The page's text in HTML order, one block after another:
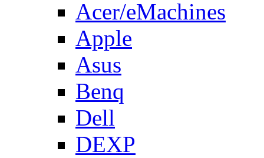
Acer/eMachines
Apple
Asus
Benq
Dell
DEXP